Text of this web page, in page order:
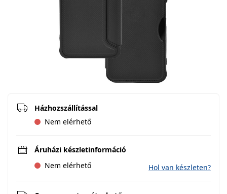
Házhozszállítással
Nem elérhető
Áruházi készletinformáció
Nem elérhető
Hol van készleten?